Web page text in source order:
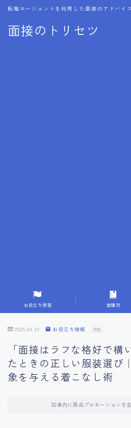
面接のトリセツ
転職エージェントを利用した面接のアドバイ
MENU
9.面接での落とし穴とその対策
10.フィードバックを活用する方
11.オンライン面接の成功への鍵
12.転職先企業の文化を深く理解
お役立ち情報 業種別
2025.04.12 お役立ち情報 PR
「面接はラフな格好で構
たときの正しい服装選び
象を与える着こなし術
記事内に商品プロモーションを